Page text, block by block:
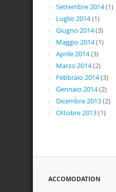
Settembre 2014(1)
Luglio 2014(1)
Giugno 2014(3)
Maggio 2014(1)
Aprile 2014(3)
Marzo 2014(2)
Febbraio 2014(3)
Gennaio 2014(2)
Dicembre 2013(2)
Ottobre 2013(1)
ACCOMODATION